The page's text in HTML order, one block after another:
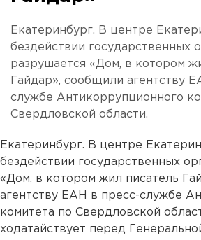
Екатеринбург. В центре
бездействии государственных
разрушается «Дом, в котором
Гайдар», сообщили агентству
службе Антикоррупционного
Свердловской области.
Екатеринбург. В центре
бездействии государственных
«Дом, в котором жил писатель
агентству ЕАН в пресс-службе
комитета по Свердловской
ходатайствует перед